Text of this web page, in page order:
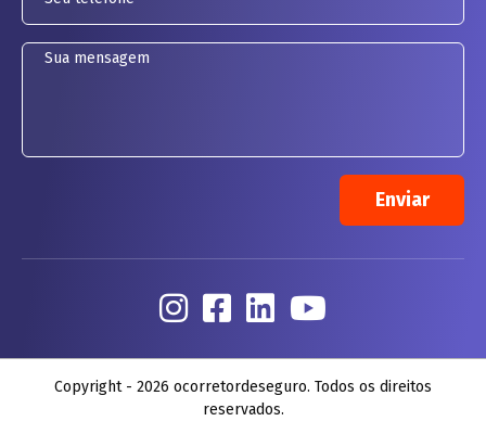
Copyright - 2026 ocorretordeseguro. Todos os direitos
reservados.